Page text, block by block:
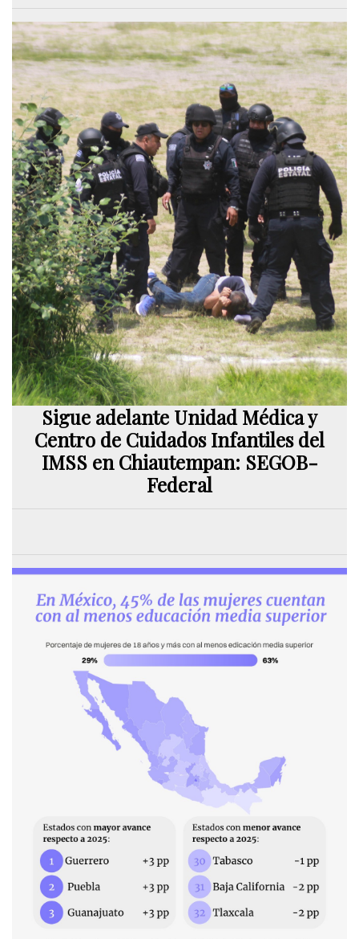
Sigue adelante Unidad Médica y
Centro de Cuidados Infantiles del
IMSS en Chiautempan: SEGOB-
Federal